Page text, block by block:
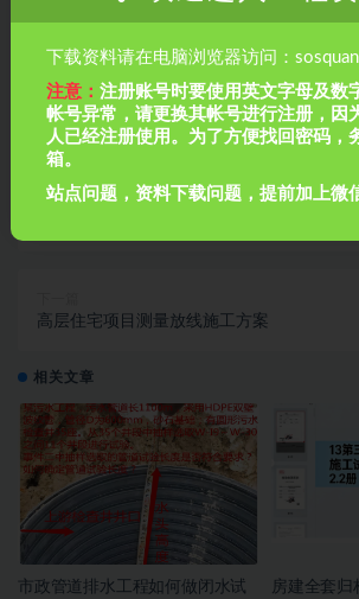
高层住宅项目测量放线施工方案
相关文章
市政管道排水工程如何做闭水试
房建全套归
下载资料请在电脑浏览器访问：
注意：注册账号时要使用英文字母及数
帐号异常，请更换其帐号进行注册，因
人已经注册使用。为了方便找回密码，
箱。
站点问题，资料下载问题，提前加上微